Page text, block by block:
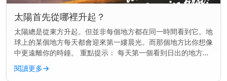
太陽首先從哪裡升起？
太陽總是從東方升起。但並非每個地方都在同一時間看到它。地
球上的某個地方每天都會迎來第一縷晨光。而那個地方比你想像
中更遠離你的時鐘。 重點提示： 每天第一個看到日出的地方通
常是一個名叫吉里巴斯的小島國，位於國際日期變更線附近。
地球如何決定誰...
閱讀更多→